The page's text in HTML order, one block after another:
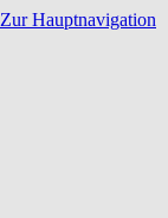
Zur Hauptnavigation